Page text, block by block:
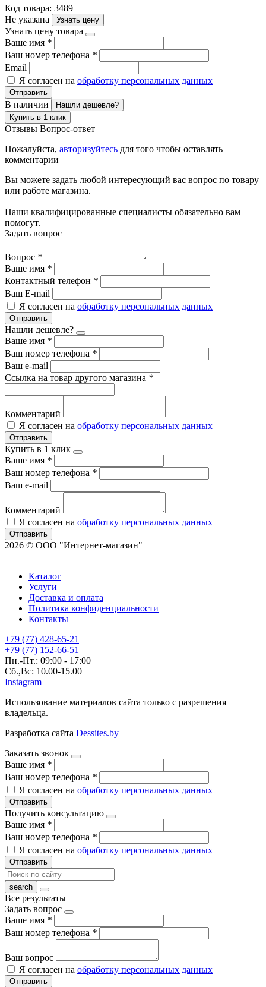
Код товара: 3489
Не указана
Узнать цену
Узнать цену товара
Ваше имя *
Ваш номер телефона *
Email
Я согласен на обработку персональных данных
Отправить
В наличии
Нашли дешевле?
Купить в 1 клик
Отзывы Вопрос-ответ
Пожалуйста, авторизуйтесь для того чтобы оставлять
комментарии
Вы можете задать любой интересующий вас вопрос по товару
или работе магазина.
Наши квалифицированные специалисты обязательно вам
помогут.
Задать вопрос
Вопрос *
Ваше имя *
Контактный телефон *
Ваш E-mail
Я согласен на обработку персональных данных
Отправить
Нашли дешевле?
Ваше имя *
Ваш номер телефона *
Ваш e-mail
Ссылка на товар другого магазина *
Комментарий
Я согласен на обработку персональных данных
Отправить
Купить в 1 клик
Ваше имя *
Ваш номер телефона *
Ваш e-mail
Комментарий
Я согласен на обработку персональных данных
Отправить
2026 © ООО "Интернет-магазин"
Каталог
Услуги
Доставка и оплата
Политика конфиденциальности
Контакты
+79 (77) 428-65-21
+79 (77) 152-66-51
Пн.-Пт.: 09:00 - 17:00
Сб.,Вс: 10.00-15.00
Instagram
Использование материалов сайта только с разрешения
владельца.
Разработка сайта Dessites.by
Заказать звонок
Ваше имя *
Ваш номер телефона *
Я согласен на обработку персональных данных
Отправить
Получить консультацию
Ваше имя *
Ваш номер телефона *
Я согласен на обработку персональных данных
Отправить
Все результаты
Задать вопрос
Ваше имя *
Ваш номер телефона *
Ваш вопрос
Я согласен на обработку персональных данных
Отправить